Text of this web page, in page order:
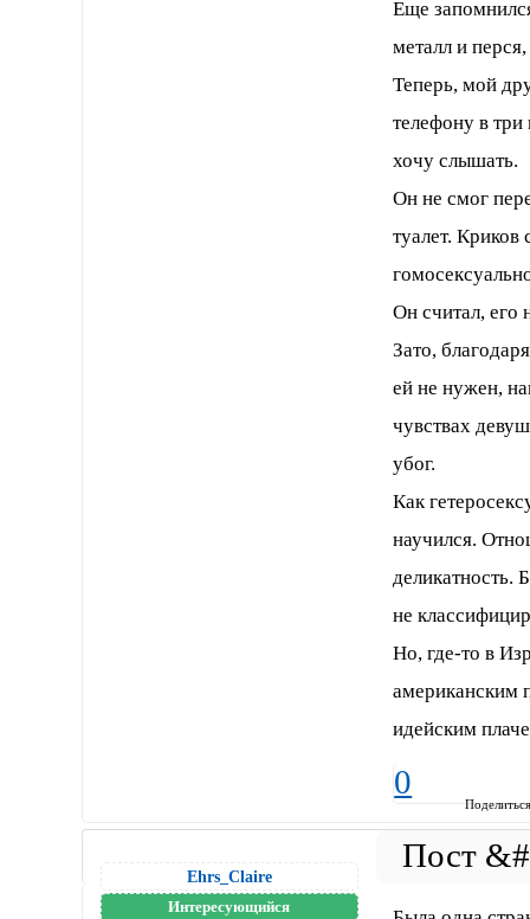
Еще
металл и
Теперь, мой
телефону в
хочу слышать.
Он не смог
туалет. Криков
Он считал, его
Зато,
ей не нужен,
чувствах
убог.
Как
научился.
деликатность.
не
Но, где-то в
американским
идейским
0
Ehrs_Claire
Интересующийся